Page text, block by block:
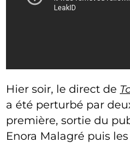
Hier soir, le direct de
a été perturbé par
première, sortie du
Enora Malagré puis